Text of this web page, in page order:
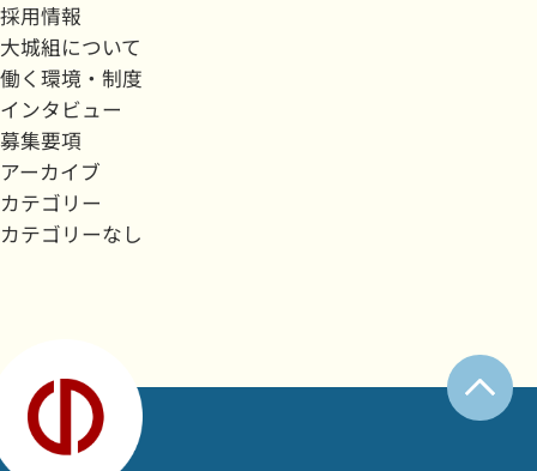
採用情報
大城組について
働く環境・制度
インタビュー
募集要項
アーカイブ
カテゴリー
カテゴリーなし